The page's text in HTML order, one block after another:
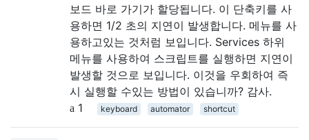
보드 바로 가기가 할당됩니다. 이 단축키를 사
용하면 1/2 초의 지연이 발생합니다. 메뉴를 사
용하고있는 것처럼 보입니다. Services 하위
메뉴를 사용하여 스크립트를 실행하면 지연이
발생할 것으로 보입니다. 이것을 우회하여 즉
시 실행할 수있는 방법이 있습니까? 감사.
1
keyboard automator shortcut